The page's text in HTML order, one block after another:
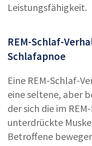
Leistungsfähigkeit.
REM-Schlaf-
Schlafapnoe
Eine REM-Schlaf-
eine seltene, aber
der sich die im
unterdrückte
Betroffene